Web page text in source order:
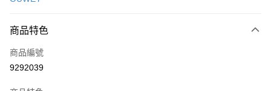
3 期 0 利率 每期
合作金庫商業銀行
上海商業儲蓄銀行
超商取貨付款
LINE Pay
商品特色
商品編號
9292039